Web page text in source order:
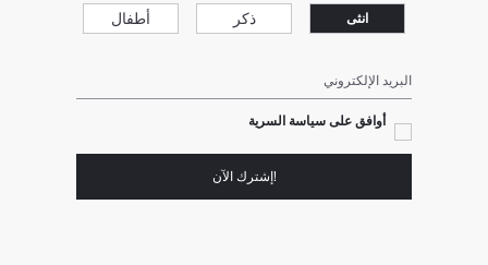
انثى ذكر أطفال
البريد الإلكتروني
أوافق على سياسة السرية
!إشترك الآن